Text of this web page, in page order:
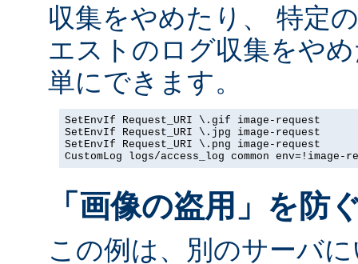
収集をやめたり、 特定
エストのログ収集をや
単にできます。
SetEnvIf Request_URI \.gif image-request
SetEnvIf Request_URI \.jpg image-request
SetEnvIf Request_URI \.png image-request
CustomLog logs/access_log common env=!image-
「画像の盗用」を防
この例は、別のサーバ